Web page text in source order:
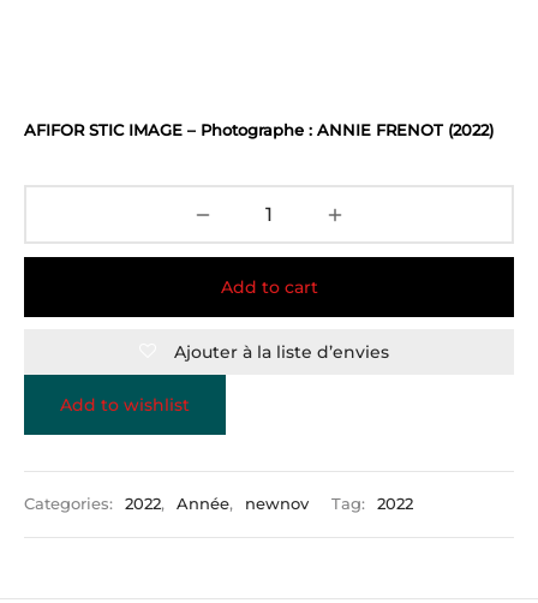
AFIFOR STIC IMAGE – Photographe : ANNIE FRENOT (2022)
Add to cart
Ajouter à la liste d’envies
Add to wishlist
Categories: 2022, Année, newnov Tag: 2022